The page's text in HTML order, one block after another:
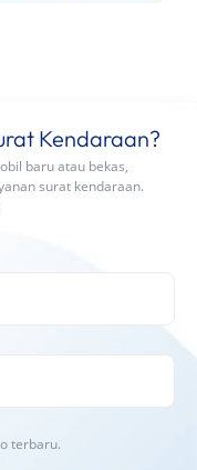
Kendaraan?
baru atau bekas,
surat kendaraan.
terbaru.